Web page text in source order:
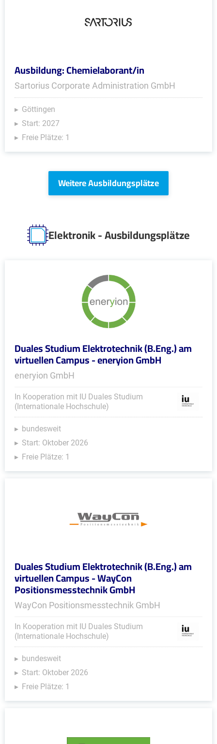
Ausbildung: Chemielaborant/in
Sartorius Corporate Administration GmbH
Göttingen
Start: 2027
Freie Plätze: 1
Weitere Ausbildungsplätze
Elektronik - Ausbildungsplätze
Duales Studium Elektrotechnik (B.Eng.) am
virtuellen Campus - eneryion GmbH
eneryion GmbH
In Kooperation mit IU Duales Studium
(Internationale Hochschule)
bundesweit
Start: Oktober 2026
Freie Plätze: 1
Duales Studium Elektrotechnik (B.Eng.) am
virtuellen Campus - WayCon
Positionsmesstechnik GmbH
WayCon Positionsmesstechnik GmbH
In Kooperation mit IU Duales Studium
(Internationale Hochschule)
bundesweit
Start: Oktober 2026
Freie Plätze: 1